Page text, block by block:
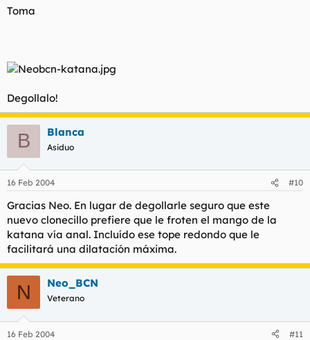
festín cuando se hace crítica de aquellas aberraciones de
Sin más, y esperando su grata respuesta, se despide,
EL CHINGÓN DE CHINGONES
Neo!!! Préstame la katama para liga anti-bufones!!!!!! :D
Toma
Degollalo!
B Blanca
Asiduo
16 Feb 2004 #10
Gracias Neo. En lugar de degollarle seguro que este
nuevo clonecillo prefiere que le froten el mango de la
katana vía anal. Incluído ese tope redondo que le
facilitará una dilatación máxima.
N Neo_BCN
Veterano
16 Feb 2004 #11